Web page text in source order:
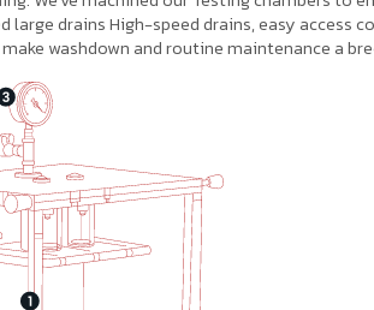
drains High-speed drains, easy access
washdown and routine maintenance a